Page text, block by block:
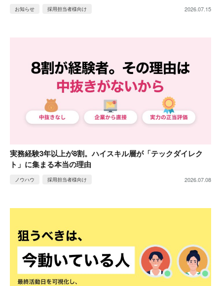
お知らせ 採用担当者様向け 2026.07.15
実務経験3年以上が8割。ハイスキル層が「テックダイレク
ト」に集まる本当の理由
ノウハウ 採用担当者様向け 2026.07.08